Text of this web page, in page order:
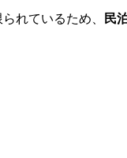
れているため、 民